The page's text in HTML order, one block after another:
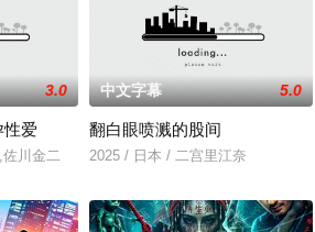
3.0
性爱
川金二
中文字幕 5.0
翻白眼喷溅的股间
2025 / 日本 / 二宫里江奈